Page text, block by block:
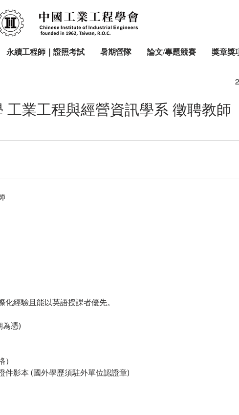
永續工程師｜證照考試 暑期營隊 論文/專題競賽 獎章獎
工業工程與經營資訊學系 徵聘教師
經驗且能以英語授課者優先。
為憑)
件影本 (國外學歷須駐外單位認證章)